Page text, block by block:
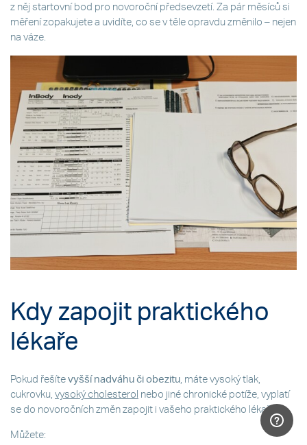
z něj startovní bod pro novoroční předsevzetí. Za pár měsíců si
měření zopakujete a uvidíte, co se v těle opravdu změnilo – nejen
na váze.
Kdy zapojit praktického
lékaře
Pokud řešíte vyšší nadváhu či obezitu , máte vysoký tlak,
cukrovku, vysoký cholesterol nebo jiné chronické potíže, vyplatí
se do novoročních změn zapojit i vašeho praktického lékaře.
Můžete: